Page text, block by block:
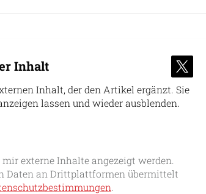
Inhalt
Inhalt, der den Artikel ergänzt. Sie
lassen und wieder ausblenden.
externe Inhalte angezeigt werden.
Daten an Drittplattformen übermittelt
.